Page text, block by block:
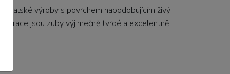
italské výroby s povrchem napodobujícím živý
jsou zuby výjimečně tvrdé a excelentně